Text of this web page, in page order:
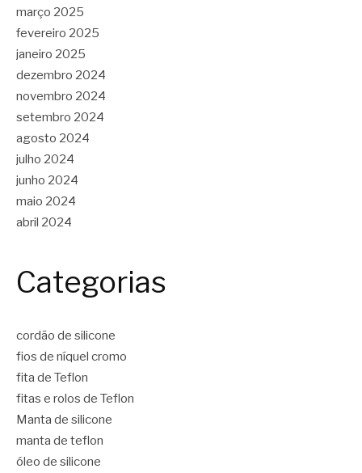
março 2025
fevereiro 2025
janeiro 2025
dezembro 2024
novembro 2024
setembro 2024
agosto 2024
julho 2024
junho 2024
maio 2024
abril 2024
Categorias
cordão de silicone
fios de níquel cromo
fita de Teflon
fitas e rolos de Teflon
Manta de silicone
manta de teflon
óleo de silicone